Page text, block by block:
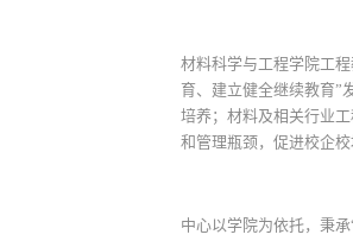
材料科学与工程学院工
育、建立健全继续教育”
培养；材料及相关行业
和管理瓶颈，促进校企校
中心以学院为依托，秉